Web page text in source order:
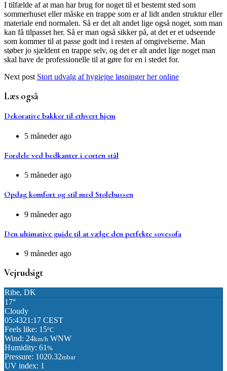
I tilfælde af at man har brug for noget til et bestemt sted som
sommerhuset eller måske en trappe som er af lidt anden struktur eller
materiale end normalen. Så er det alt andet lige også noget, som man
kan få tilpasset her. Så er man også sikker på, at det er et udseende
som kommer til at passe godt ind i resten af omgivelserne. Man
støber jo sjældent en trappe selv, og det er alt andet lige noget man
skal have de professionelle til at gøre for en i stedet for.
Next post Stort udvalg af hygiejne løsninger her online
Læs også
Dekorative bakker til ethvert hjem
5 måneder ago
Fordele ved bedkanter i corten stål
5 måneder ago
Opdag komfort og stil med Stolebussen
9 måneder ago
Den ultimative guide til at vælge den perfekte sovesofa
9 måneder ago
Vejrudsigt
Ribe, DK
17°
Cloudy
05:4321:17 CEST
Feels like: 15°C
Wind: 24km/h WNW
Humidity: 61 %
Pressure: 1020.32mbar
UV index: 1